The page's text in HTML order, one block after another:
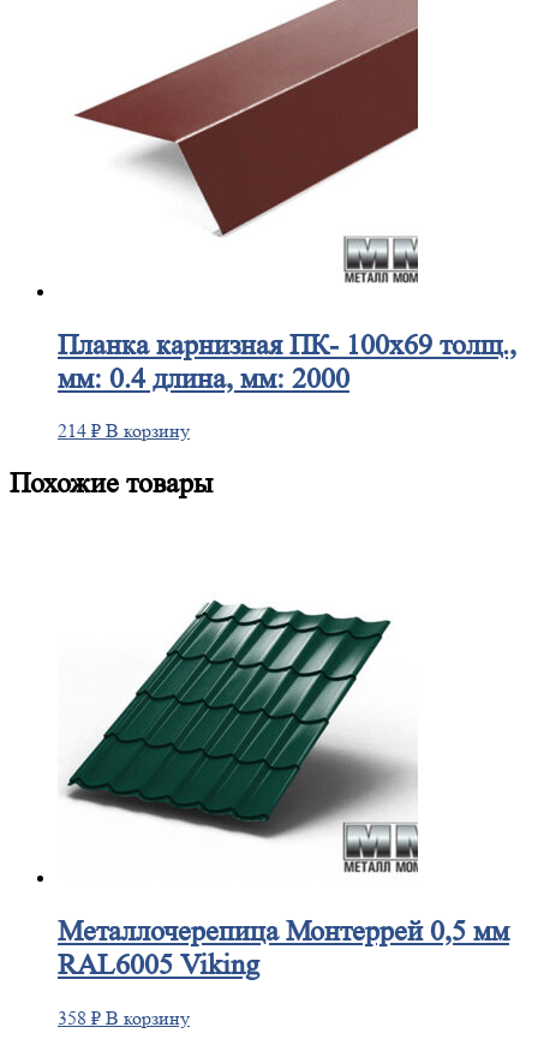
Планкакарнизная ПК- 100х69 толщ.,
мм: 0.4 длина, мм: 2000
214 ₽ В корзину
Похожие товары
МеталлочерепицаМонтеррей 0,5 мм
RAL6005 Viking
358 ₽ В корзину